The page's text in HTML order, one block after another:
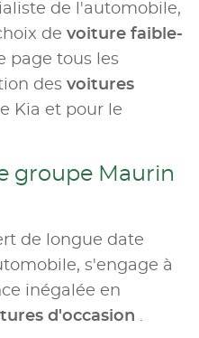
de l'automobile,
de voiture faible-
page tous les
des voitures
Kia et pour le
groupe Maurin
de longue date
s'engage à
inégalée en
d'occasion .